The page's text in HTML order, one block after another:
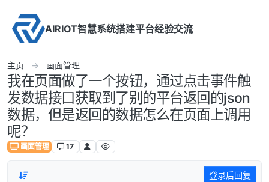
AIRIOT智慧系统搭建平台经验交流
主页 画面管理
我在页面做了一个按钮，通过点击事件触
发数据接口获取到了别的平台返回的json
数据，但是返回的数据怎么在页面上调用
呢？
画面管理 17
登录后回复